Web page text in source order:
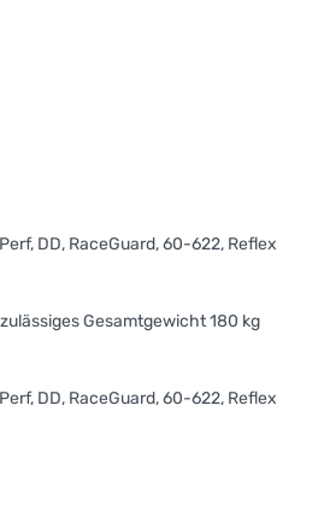
DD, RaceGuard, 60-622, Reflex
Gesamtgewicht 180 kg
DD, RaceGuard, 60-622, Reflex